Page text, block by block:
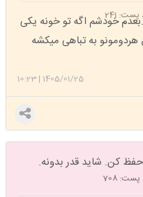
241خودشم اگه تو خونه یکی
به تباهی میکشه
1405/01/25
|
10:23
708
کن. شاید قدر بدونه.